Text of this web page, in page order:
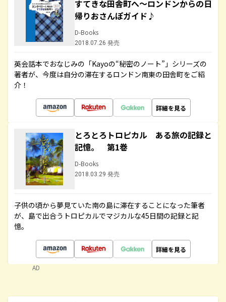
すてきな田舎町へ～ロンドンからの日
帰りおさんぽガイド♪
D-Books
2018.07.26 発売
英会話本でおなじみの「Kayoの“秘密のノート”」シリーズの
著者が、今度は自分の滞在するロンドン南東の田舎町をご紹
介！
詳細を見る
とろとろトロピカル ある旅の記録と
記憶。 第1巻
D-Books
2018.03.29 発売
子供の頃から夢見ていた南の島に滞在することになった筆者
が、島で出合うトロピカルでマジカルな45日間の記録と記
憶。
詳細を見る
AD